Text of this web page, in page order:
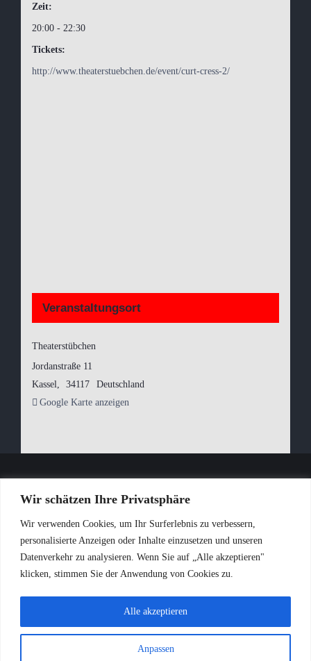
Wir schätzen Ihre Privatsphäre
Wir verwenden Cookies, um Ihr Surferlebnis zu verbessern,
personalisierte Anzeigen oder Inhalte einzusetzen und unseren
Datenverkehr zu analysieren. Wenn Sie auf „Alle akzeptieren"
klicken, stimmen Sie der Anwendung von Cookies zu.
Anpassen
Alle akzeptieren
Zeit:
20:00 - 22:30
Tickets:
http://www.theaterstuebchen.de/event/curt-cress-2/
Veranstaltungsort
Theaterstübchen
Jordanstraße 11
Kassel
34117
Deutschland
Google Karte anzeigen
Impressum Datenschutzerklärung
©2025 Curt Cress - Website byKAFFENBERGER8.
August 2026